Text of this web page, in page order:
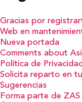
Gracias por
Web en
Nueva portada
Comments about
Política de
Solicita reparto en
Sugerencias
Forma parte de ZAS